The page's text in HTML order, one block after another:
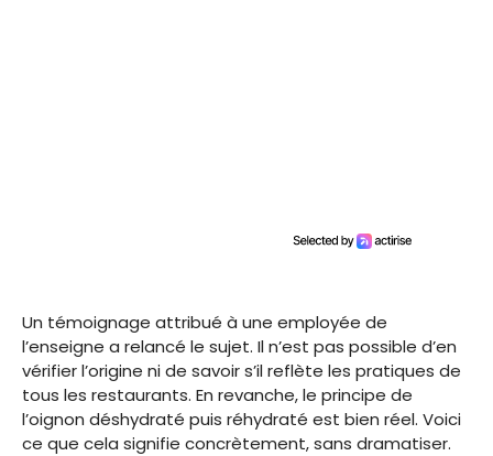
Un témoignage attribué à une employée de
l’enseigne a relancé le sujet. Il n’est pas possible d’en
vérifier l’origine ni de savoir s’il reflète les pratiques de
tous les restaurants. En revanche, le principe de
l’oignon déshydraté puis réhydraté est bien réel. Voici
ce que cela signifie concrètement, sans dramatiser.